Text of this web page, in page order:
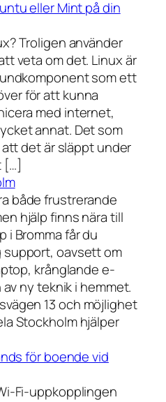
eller Mint på din
Troligen använder
veta om det. Linux är
som ett
för att kunna
med internet,
annat. Det som
det är släppt under
[…]
både frustrerande
hjälp finns nära till
i Bromma får du
oavsett om
krånglande e-
ny teknik i hemmet.
13 och möjlighet
Stockholm hjälper
för boende vid
Fi-uppkopplingen